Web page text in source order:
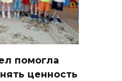
помогла
ценность